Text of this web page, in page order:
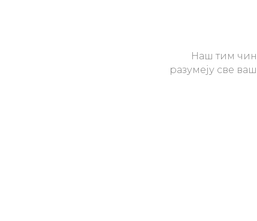
Наш тим
разумеју све